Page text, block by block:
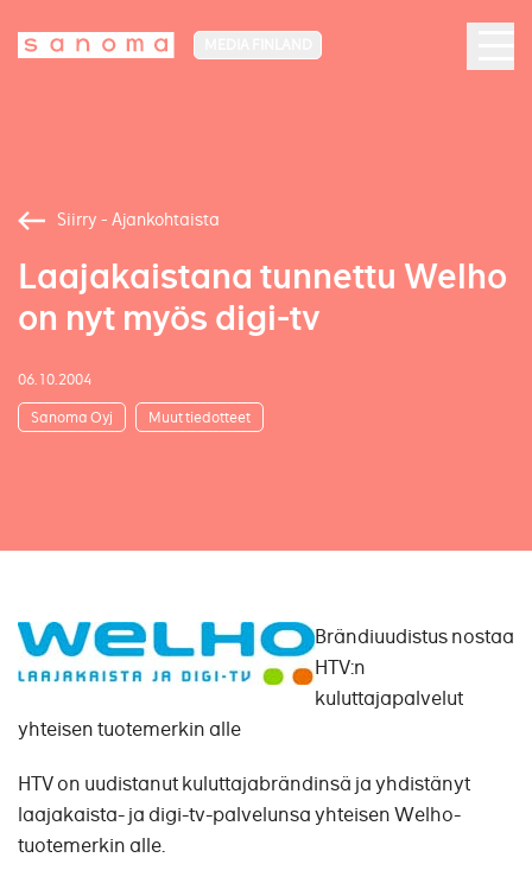
Siirry - Ajankohtaista
Laajakaistana tunnettu Welho
on nyt myös digi-tv
06.10.2004
Sanoma Oyj Muut tiedotteet
Brändiuudistus nostaa
HTV:n
kuluttajapalvelut
yhteisen tuotemerkin alle
HTV on uudistanut kuluttajabrändinsä ja yhdistänyt
laajakaista- ja digi-tv-palvelunsa yhteisen Welho-
tuotemerkin alle.